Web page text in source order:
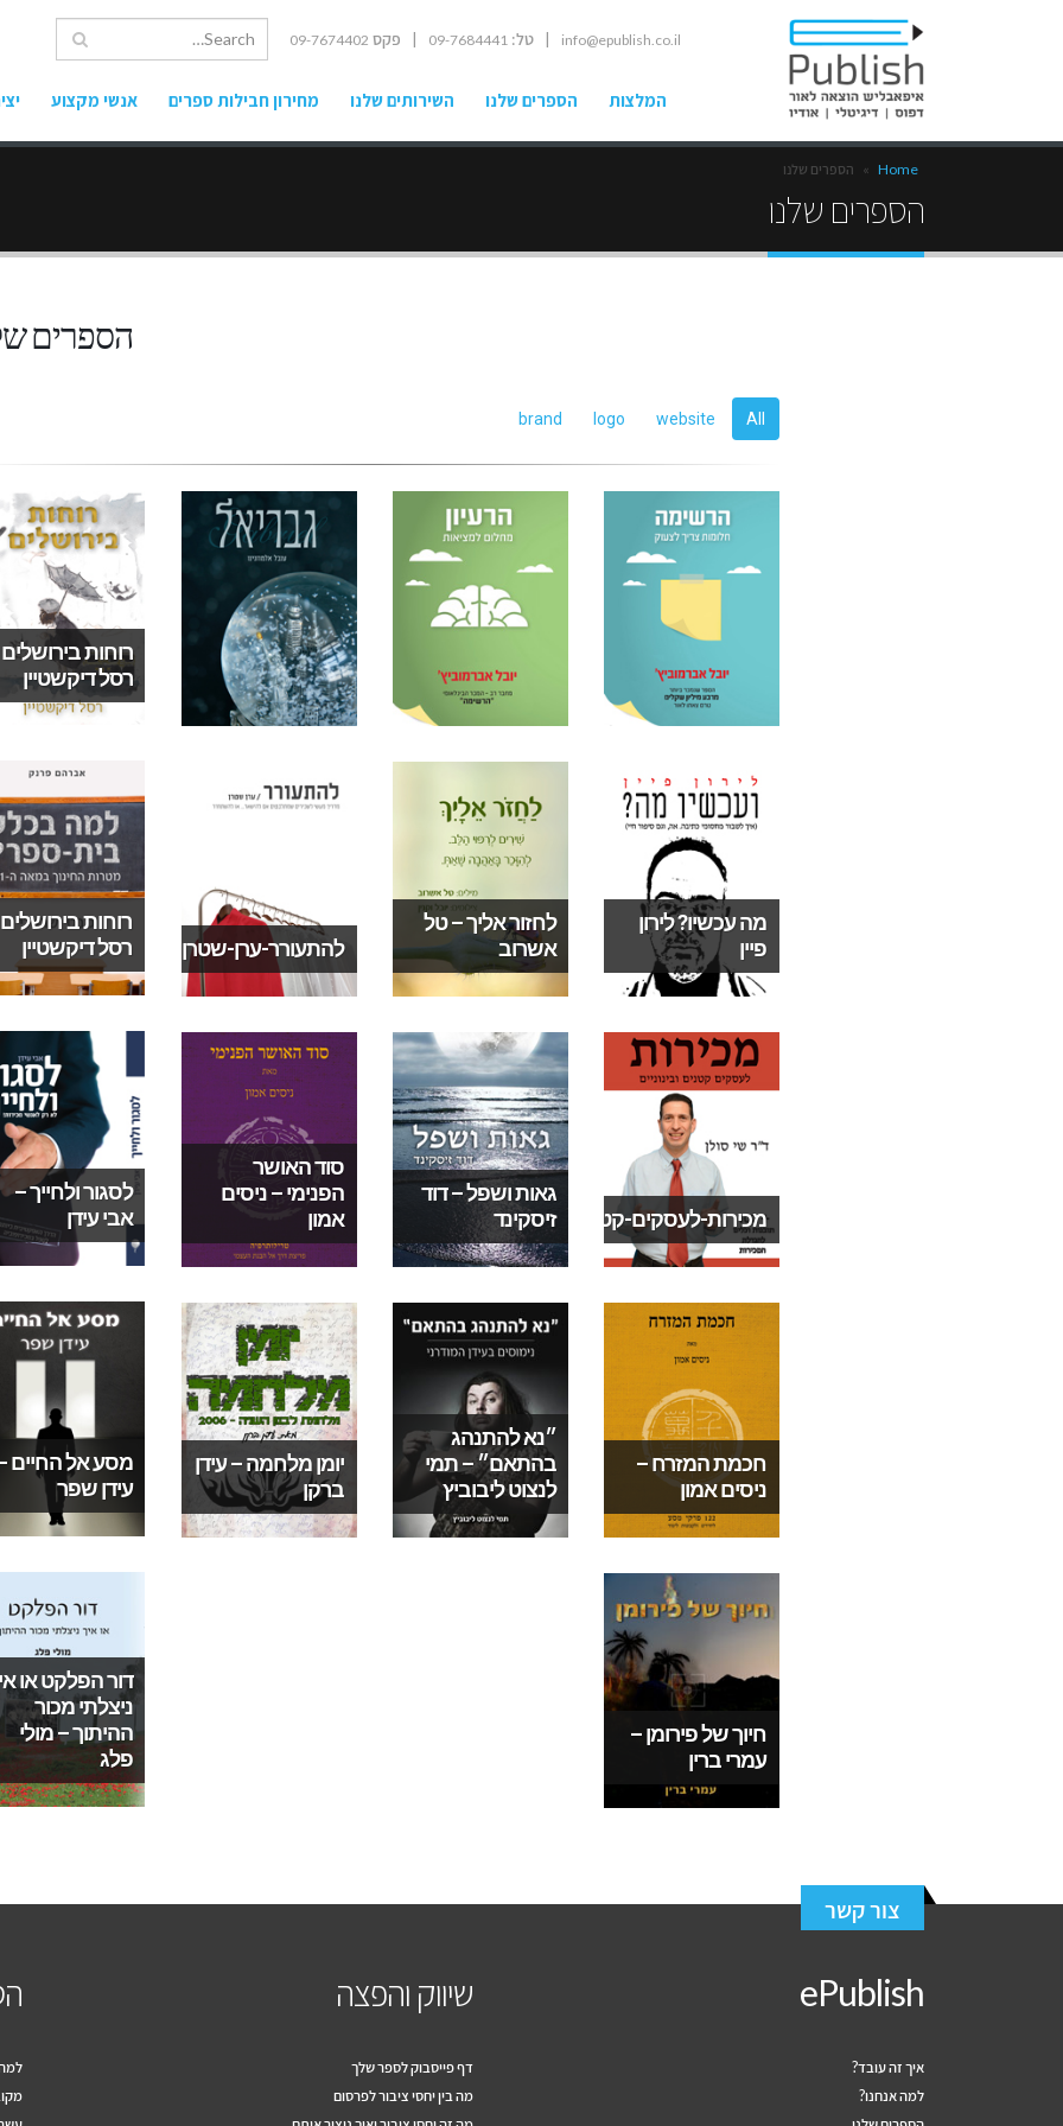
info@epublish.co.il | טל: 09-7684441 | פקס 09-7674402
המלצות הספרים שלנו השירותים שלנו מחירון חבילות ספרים אנשי מקצוע
Home
» הספרים שלנו
הספרים שלנו
הספרים
All
website
logo
brand
רוחות
רסל דיקשטיין
רוחות
רסל דיקשטיין
מה עכשיו? לירון
פיין
לחזור אליך – טל
אשרוב
להתעורר-ערן-שטרן
לסגור ולחייך –
אבי עידן
מכירות-לעסקים-קטנים-ובינוניים-דר-שי-ס
גאות ושפל – דוד
זיסקינד
סוד האושר
הפנימי – ניסים
אמון
מסע אל החיים
עידן שפר
חכמת המזרח –
ניסים אמון
״נא להתנהג
בהתאם״ – תמי
לנצוט ליבוביץ
יומן מלחמה – עידן
ברקן
דור הפלקט או
ניצלתי מכור
ההיתוך – מולי
פלג
חיוך של פירומן –
עמרי ברין
צור קשר
ePublish
איך זה עובד?
למה אנחנו?
שיווק והפצה
דף פייסבוק לספר שלך
מה בין יחסי ציבור לפרסום